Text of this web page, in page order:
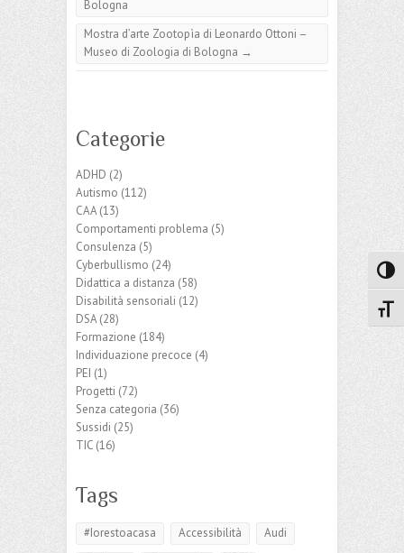
Bologna
Mostra d’arte Zootopìa di Leonardo Ottoni –
Museo di Zoologia di Bologna →
Categorie
ADHD (2)
Autismo (112)
CAA(13)
Comportamenti problema (5)
Consulenza (5)
Cyberbullismo (24)
Didattica a distanza (58)
Disabilità sensoriali (12)
DSA(28)
Formazione (184)
Individuazione precoce (4)
PEI (1)
Progetti (72)
Senza categoria (36)
Sussidi (25)
TIC (16)
Tags
#Iorestoacasa Accessibilità
Audi